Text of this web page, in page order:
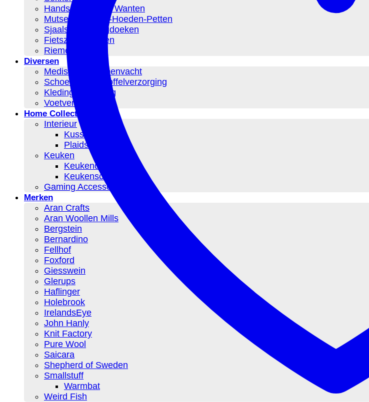
Handschoenen – Wanten
Mutsen-Beanies-Hoeden-Petten
Sjaals – Omslagdoeken
Fietszadelhoezen
Riemen
Diversen
Medische Schapenvacht
Schoen en Pantoffelverzorging
Kledingverzorging
Voetverzorging
Home Collection
Interieur
Kussens
Plaids
Keuken
Keukendoeken
Keukenschorten
Gaming Accessoires
Merken
Aran Crafts
Aran Woollen Mills
Bergstein
Bernardino
Fellhof
Foxford
Giesswein
Glerups
Haflinger
Holebrook
IrelandsEye
John Hanly
Knit Factory
Pure Wool
Saicara
Shepherd of Sweden
Smallstuff
Warmbat
Weird Fish